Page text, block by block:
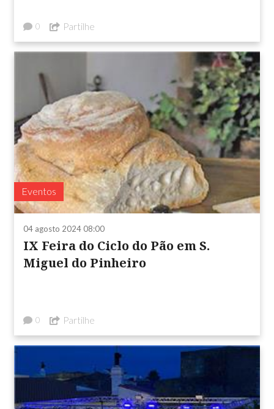
0 Partilhe
Eventos
04 agosto 2024 08:00
IX Feira do Ciclo do Pão em S.
Miguel do Pinheiro
0 Partilhe